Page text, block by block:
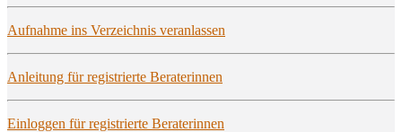
Auf­nah­me ins Ver­zeich­nis veranlassen
Anlei­tung für regis­trier­te Beraterinnen
Ein­log­gen für regis­trier­te Beraterinnen